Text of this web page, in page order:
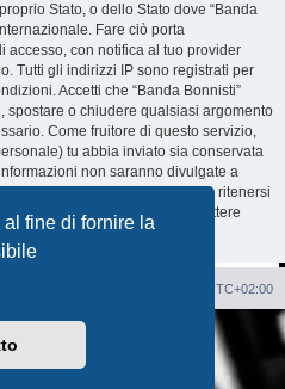
fine di fornire la
Stato, o dello Stato dove “Banda
Fare ciò porta
accesso, con notifica al tuo provider
Tutti gli indirizzi IP sono registrati per
Accetti che “Banda Bonnisti”
spostare o chiudere qualsiasi argomento
Come fruitore di questo servizio,
tu abbia inviato sia conservata
non saranno divulgate a
Bonnisti” o phpBB sono da ritenersi
sistema che possa compromettere
UTC+02:00